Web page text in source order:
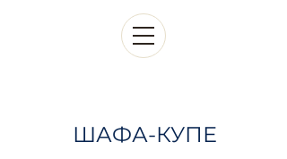
ШАФА-КУПЕ